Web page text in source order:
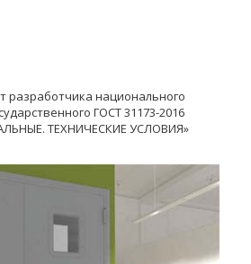
разработчика национального
ГОСТ 31173-2016
ТЕХНИЧЕСКИЕ УСЛОВИЯ»